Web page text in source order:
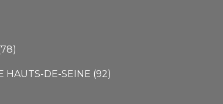
HAUTS-DE-SEINE (92)